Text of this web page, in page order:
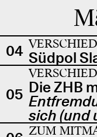
04 Südpol
05 Die ZHB
sich (und
ZUM